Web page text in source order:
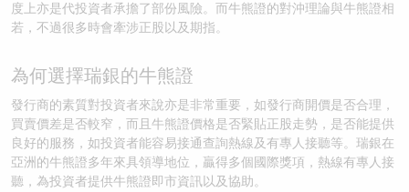
度上亦是代投資者承擔了部份風險。而牛熊證的對沖理論與牛熊證相
若，不過很多時會牽涉正股以及期指。
為何選擇瑞銀的牛熊證
發行商的素質對投資者來說亦是非常重要，如發行商開價是否合理，
買賣價差是否較窄，而且牛熊證價格是否緊貼正股走勢，是否能提供
良好的服務，如投資者能容易接通查詢熱線及有專人接聽等。瑞銀在
亞洲的牛熊證多年來具領導地位，贏得多個國際獎項，熱線有專人接
聽，為投資者提供牛熊證即市資訊以及協助。
牛熊證文件及公告 (瑞信)
收市競價變化